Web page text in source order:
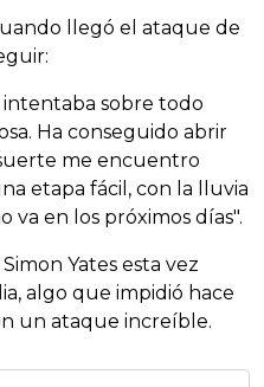
llegó el ataque de
intentaba sobre todo
Ha conseguido abrir
me encuentro
etapa fácil, con la lluvia
va en los próximos días".
Yates esta vez
algo que impidió hace
un ataque increíble.